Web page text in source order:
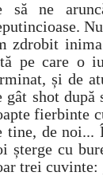
să ne
zdrobit
pe care o
și de
gât shot după
fierbinte
tine, de noi...
șterge cu
trei cuvinte: